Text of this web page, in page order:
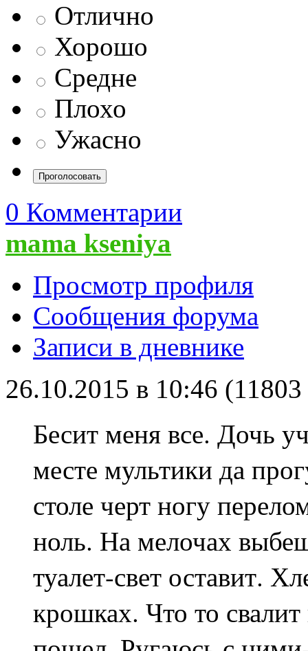
Отлично
Хорошо
Средне
Плохо
Ужасно
0 Комментарии
mama kseniya
Просмотр профиля
Сообщения форума
Записи в дневнике
26.10.2015 в 10:46
Бесит меня все. Дочь
месте мультики да
столе черт ногу
ноль. На мелочах
туалет-свет оставит.
крошках. Что то